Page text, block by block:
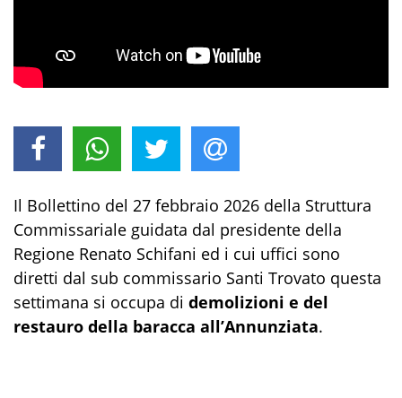
Il Bollettino del 27 febbraio 2026 della Struttura
Commissariale guidata dal presidente della
Regione Renato Schifani ed i cui uffici sono
diretti dal sub commissario Santi Trovato questa
settimana si occupa di demolizioni e del
restauro della baracca all’Annunziata.